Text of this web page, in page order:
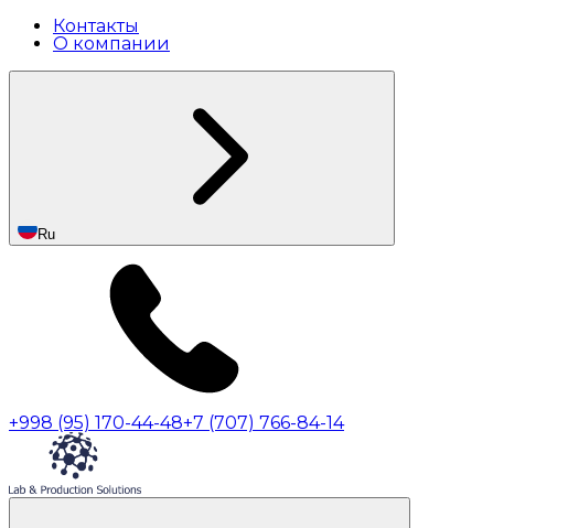
Контакты
О компании
Ru
+998 (95) 170-44-48+7 (707) 766-84-14